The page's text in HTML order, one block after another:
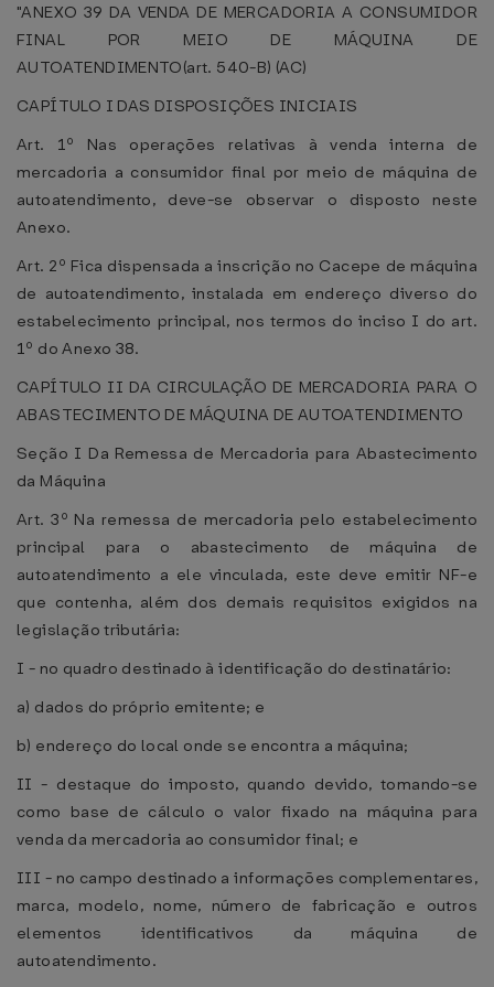
"ANEXO 39 DA VENDA DE MERCADORIA A CONSUMIDOR
FINAL POR MEIO DE MÁQUINA DE
AUTOATENDIMENTO(art. 540-B) (AC)
CAPÍTULO I DAS DISPOSIÇÕES INICIAIS
Art. 1º Nas operações relativas à venda interna de
mercadoria a consumidor final por meio de máquina de
autoatendimento, deve-se observar o disposto neste
Anexo.
Art. 2º Fica dispensada a inscrição no Cacepe de máquina
de autoatendimento, instalada em endereço diverso do
estabelecimento principal, nos termos do inciso I do art.
1º do Anexo 38.
CAPÍTULO II DA CIRCULAÇÃO DE MERCADORIA PARA O
ABASTECIMENTO DE MÁQUINA DE AUTOATENDIMENTO
Seção I Da Remessa de Mercadoria para Abastecimento
da Máquina
Art. 3º Na remessa de mercadoria pelo estabelecimento
principal para o abastecimento de máquina de
autoatendimento a ele vinculada, este deve emitir NF-e
que contenha, além dos demais requisitos exigidos na
legislação tributária:
I - no quadro destinado à identificação do destinatário:
a) dados do próprio emitente; e
b) endereço do local onde se encontra a máquina;
II - destaque do imposto, quando devido, tomando-se
como base de cálculo o valor fixado na máquina para
venda da mercadoria ao consumidor final; e
III - no campo destinado a informações complementares,
marca, modelo, nome, número de fabricação e outros
elementos identificativos da máquina de
autoatendimento.